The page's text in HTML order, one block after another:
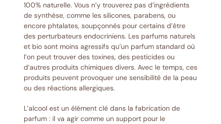
100% naturelle. Vous n’y trouverez pas d’ingrédients
de synthèse, comme les silicones, parabens, ou
encore phtalates, soupçonnés pour certains d’être
des perturbateurs endocriniens. Les parfums naturels
et bio sont moins agressifs qu’un parfum standard où
l’on peut trouver des toxines, des pesticides ou
d’autres produits chimiques divers. Avec le temps, ces
produits peuvent provoquer une sensibilité de la peau
ou des réactions allergiques.
L’alcool est un élément clé dans la fabrication de
parfum : il va agir comme un support pour le